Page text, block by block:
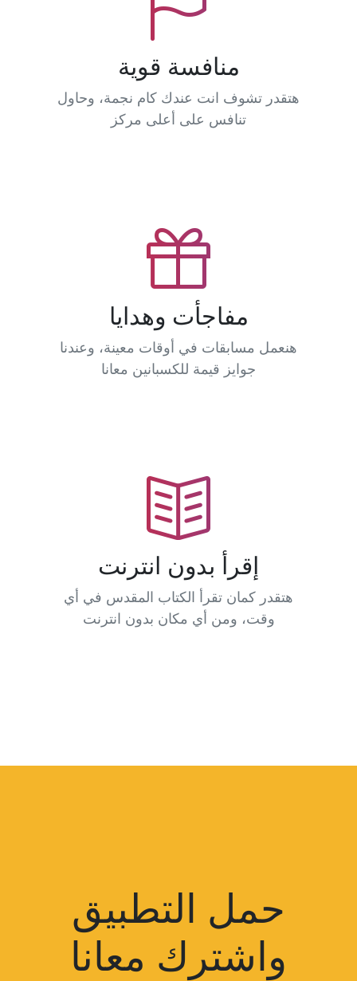
منافسة قوية
هتقدر تشوف انت عندك كام نجمة، وحاول
تنافس على أعلى مركز
مفاجأت وهدايا
هنعمل مسابقات في أوقات معينة، وعندنا
جوايز قيمة للكسبانين معانا
إقرأ بدون انترنت
هتقدر كمان تقرأ الكتاب المقدس في أي
وقت، ومن أي مكان بدون انترنت
حمل التطبيق
واشترك معانا